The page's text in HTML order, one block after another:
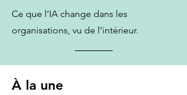
Ce que l’IA change dans les
organisations, vu de l’intérieur.
À la une